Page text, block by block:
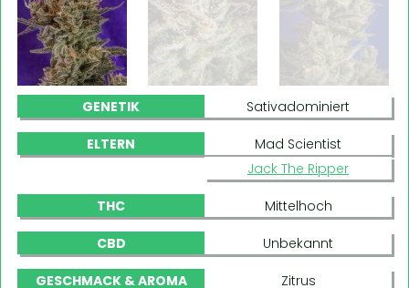
GENETIK Sativadominiert
ELTERN
Mad Scientist
Jack The Ripper
THC Mittelhoch
CBD Unbekannt
GESCHMACK & AROMA
Zitrus